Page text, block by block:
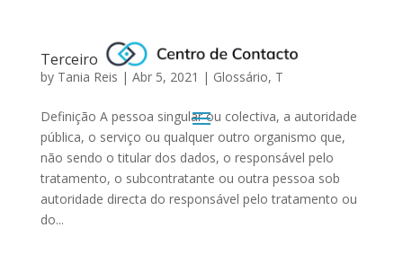
Terceiro
by Tania Reis | Abr 5, 2021 | Glossário, T
Definição A pessoa singular ou colectiva, a autoridade
pública, o serviço ou qualquer outro organismo que,
não sendo o titular dos dados, o responsável pelo
tratamento, o subcontratante ou outra pessoa sob
autoridade directa do responsável pelo tratamento ou
do...